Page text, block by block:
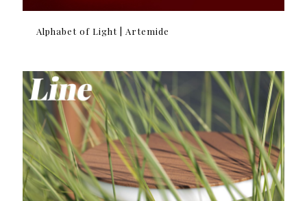
Alphabet of Light | Artemide